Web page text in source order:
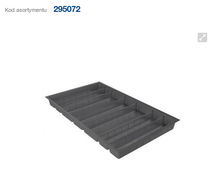
Kod asortymentu 295072